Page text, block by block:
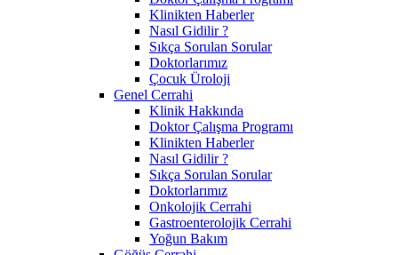
Klinikten Haberler
Nasıl Gidilir ?
Sıkça Sorulan Sorular
Doktorlarımız
Çocuk Üroloji
Genel Cerrahi
Klinik Hakkında
Doktor Çalışma Programı
Klinikten Haberler
Nasıl Gidilir ?
Sıkça Sorulan Sorular
Doktorlarımız
Onkolojik Cerrahi
Gastroenterolojik Cerrahi
Yoğun Bakım